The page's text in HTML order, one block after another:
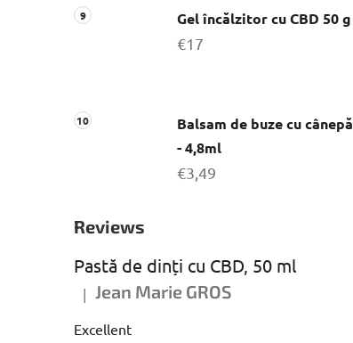
Gel încălzitor cu CBD 50 g
€17
Balsam de buze cu cânepă
- 4,8ml
€3,49
Reviews
Pastă de dinți cu CBD, 50 ml
Ratingul produsului este 5 din 5 stele.
| Jean Marie GROS
Excellent